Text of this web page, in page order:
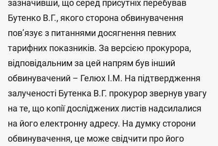
зазначивши, що серед присутніх перебував
Бутенко В.Г., якого сторона обвинувачення
пов’язує з питаннями досягнення певних
тарифних показників. За версією прокурора,
відповідальним за цей напрям був інший
обвинувачений – Гелюх І.М. На підтвердження
залученості Бутенка В.Г. прокурор звернув увагу
на те, що копії досліджених листів надсилалися
на його електронну адресу. На думку сторони
обвинувачення, це може свідчити про його